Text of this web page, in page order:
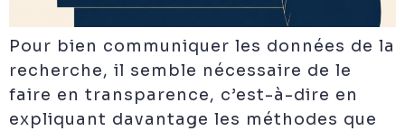
Pour bien communiquer les données de la
recherche, il semble nécessaire de le
faire en transparence, c’est-à-dire en
expliquant davantage les méthodes que